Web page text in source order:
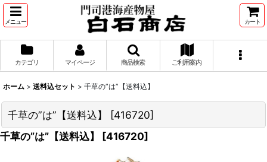
メニュー カート
カテゴリ マイページ 商品検索 ご利用案内
ホーム > 送料込セット > 千草の”は”【送料込】
千草の”は”【送料込】 [416720]
千草の”は”【送料込】
[416720]